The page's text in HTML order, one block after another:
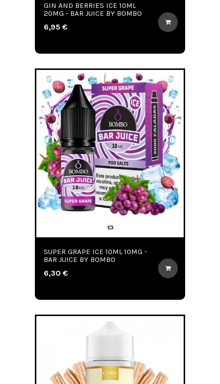
GIN AND BERRIES ICE 10ML
20MG - BAR JUICE BY BOMBO
6,95 €
SUPER GRAPE ICE 10ML 10MG -
BAR JUICE BY BOMBO
6,30 €